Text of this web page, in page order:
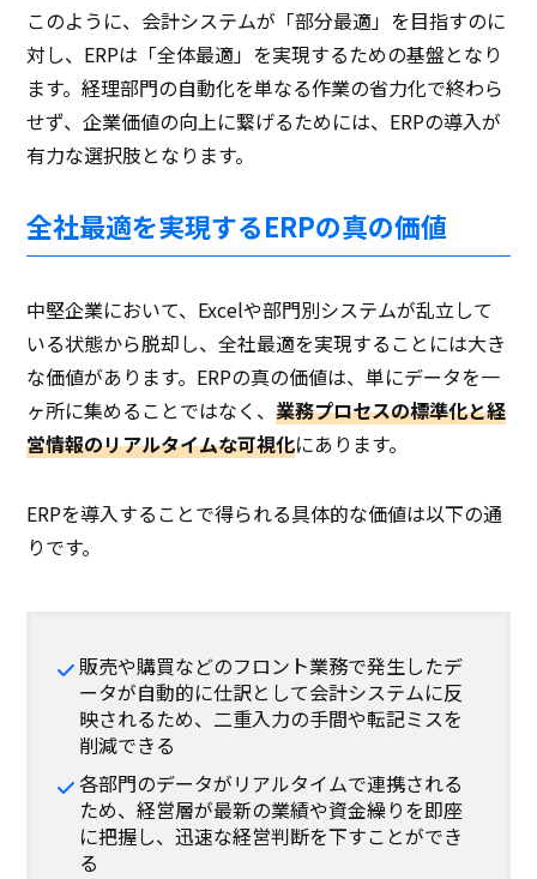
このように、会計システムが「部分最適」を目指すのに
対し、ERPは「全体最適」を実現するための基盤となり
ます。経理部門の自動化を単なる作業の省力化で終わら
せず、企業価値の向上に繋げるためには、ERPの導入が
有力な選択肢となります。
全社最適を実現するERPの真の価値
中堅企業において、Excelや部門別システムが乱立して
いる状態から脱却し、全社最適を実現することには大き
な価値があります。ERPの真の価値は、単にデータを一
ヶ所に集めることではなく、業務プロセスの標準化と経
営情報のリアルタイムな可視化にあります。
ERPを導入することで得られる具体的な価値は以下の通
りです。
販売や購買などのフロント業務で発生したデ
ータが自動的に仕訳として会計システムに反
映されるため、二重入力の手間や転記ミスを
削減できる
各部門のデータがリアルタイムで連携される
ため、経営層が最新の業績や資金繰りを即座
に把握し、迅速な経営判断を下すことができ
る